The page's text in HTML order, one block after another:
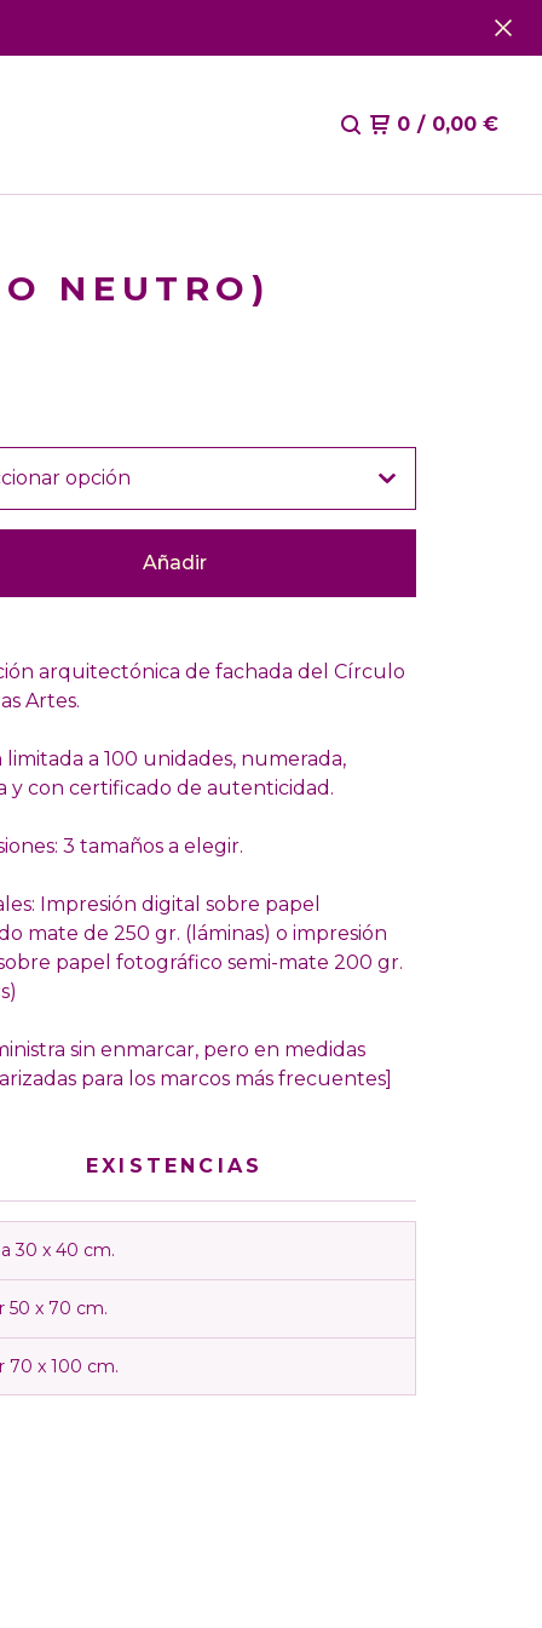
0 / 0,00 €
NEUTRO)
Añadir
arquitectónica de fachada del Círculo
Artes.
limitada a 100 unidades, numerada,
y con certificado de autenticidad.
3 tamaños a elegir.
Impresión digital sobre papel
mate de 250 gr. (láminas) o impresión
papel fotográfico semi-mate 200 gr.
sin enmarcar, pero en medidas
para los marcos más frecuentes]
EXISTENCIAS
30 x 40 cm.
50 x 70 cm.
70 x 100 cm.